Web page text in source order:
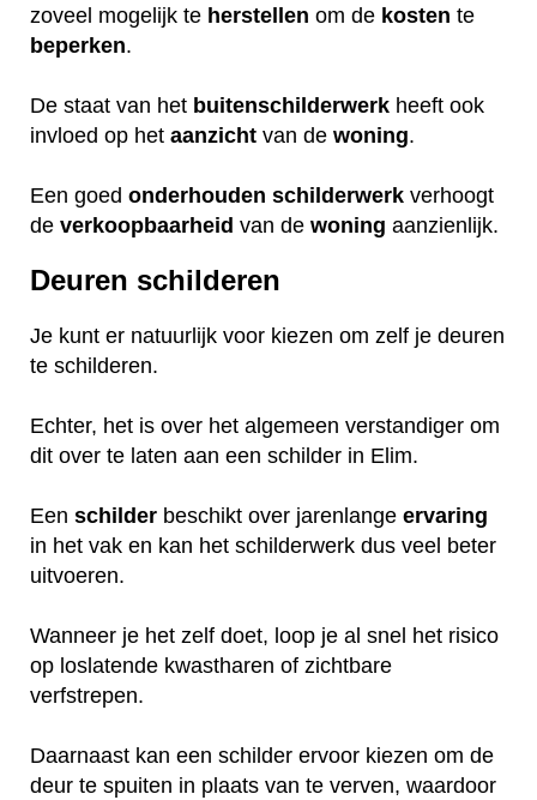
zoveel mogelijk te herstellen om de kosten te
beperken.
De staat van het buitenschilderwerk heeft ook
invloed op het aanzicht van de woning.
Een goed onderhouden schilderwerk verhoogt
de verkoopbaarheid van de woning aanzienlijk.
Deuren schilderen
Je kunt er natuurlijk voor kiezen om zelf je deuren
te schilderen.
Echter, het is over het algemeen verstandiger om
dit over te laten aan een schilder in Elim.
Een schilder beschikt over jarenlange ervaring
in het vak en kan het schilderwerk dus veel beter
uitvoeren.
Wanneer je het zelf doet, loop je al snel het risico
op loslatende kwastharen of zichtbare
verfstrepen.
Daarnaast kan een schilder ervoor kiezen om de
deur te spuiten in plaats van te verven, waardoor